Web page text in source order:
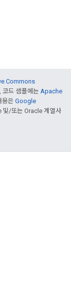
Commons
코드 샘플에는 Apache
용은 Google
및/또는 Oracle 계열사